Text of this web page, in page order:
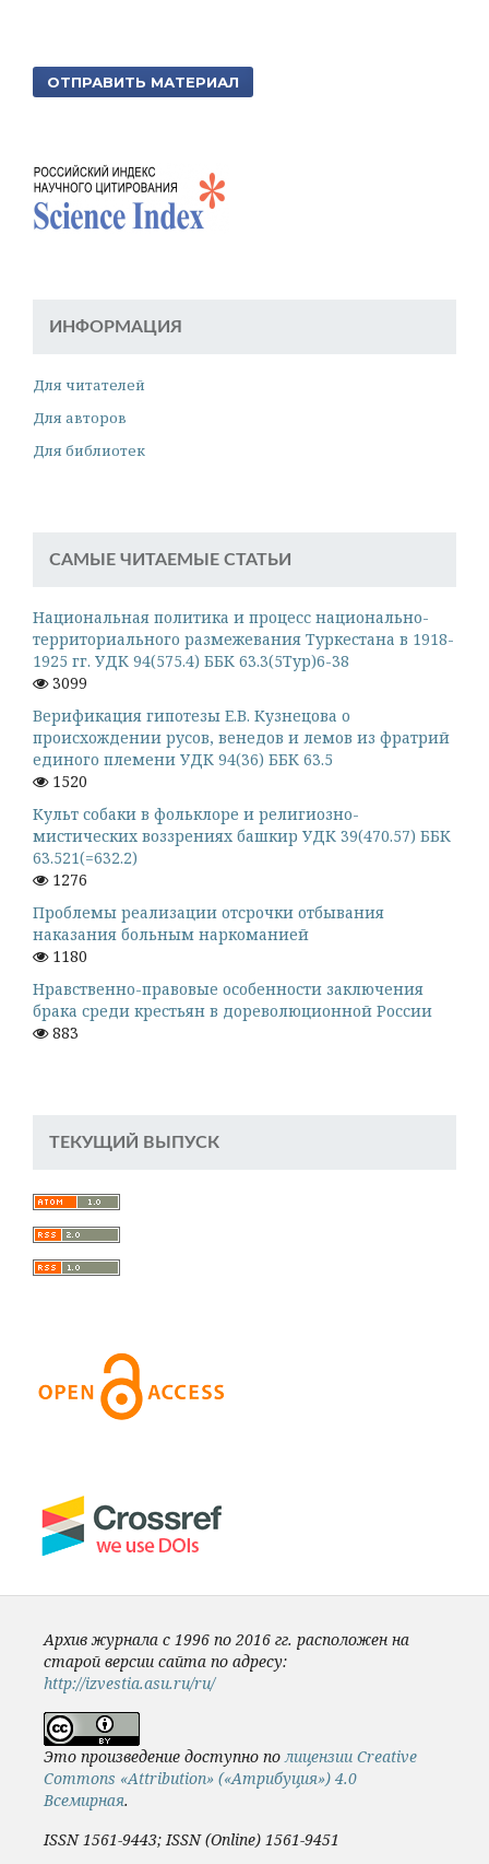
ОТПРАВИТЬ МАТЕРИАЛ
ИНФОРМАЦИЯ
Для читателей
Для авторов
Для библиотек
САМЫЕ ЧИТАЕМЫЕ СТАТЬИ
Национальная политика и процесс национально-
территориального размежевания Туркестана в 1918-
1925 гг. УДК 94(575.4) ББК 63.3(5Тур)6-38
3099
Верификация гипотезы Е.В. Кузнецова о
происхождении русов, венедов и лемов из фратрий
единого племени УДК 94(36) ББК 63.5
1520
Культ собаки в фольклоре и религиозно-
мистических воззрениях башкир УДК 39(470.57) ББК
63.521(=632.2)
1276
Проблемы реализации отсрочки отбывания
наказания больным наркоманией
1180
Нравственно-правовые особенности заключения
брака среди крестьян в дореволюционной России
883
ТЕКУЩИЙ ВЫПУСК
Архив журнала с 1996 по 2016 гг. расположен на
старой версии сайта по адресу:
http://izvestia.asu.ru/ru/
Это произведение доступно полицензии Creative
Commons «Attribution» («Атрибуция») 4.0
Всемирная.
ISSN 1561-9443; ISSN (Online) 1561-9451